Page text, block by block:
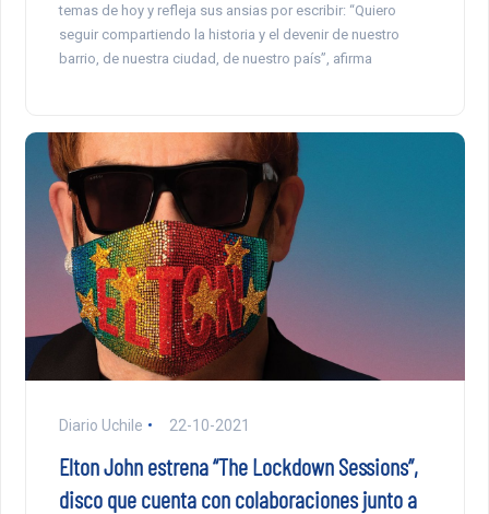
temas de hoy y refleja sus ansias por escribir: “Quiero
seguir compartiendo la historia y el devenir de nuestro
barrio, de nuestra ciudad, de nuestro país”, afirma
Diario Uchile 22-10-2021
Elton John estrena “The Lockdown Sessions”,
disco que cuenta con colaboraciones junto a